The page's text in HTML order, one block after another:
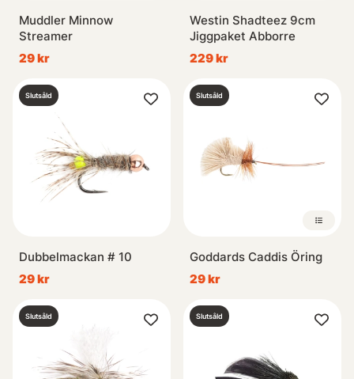
Muddler Minnow
Streamer
29 kr
Westin Shadteez 9cm
Jiggpaket Abborre
229 kr
Slutsåld
Dubbelmackan # 10
29 kr
Slutsåld
Goddards Caddis Öring
29 kr
Slutsåld Slutsåld